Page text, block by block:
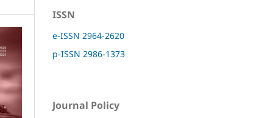
ISSN
e-ISSN 2964-2620
p-ISSN 2986-1373
Journal Policy